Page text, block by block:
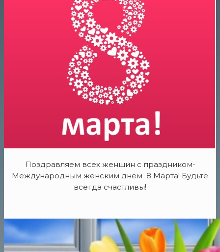
Поздравляем всех женщин с праздником-
Международным женским днем 8 Марта! Будьте
всегда счастливы!